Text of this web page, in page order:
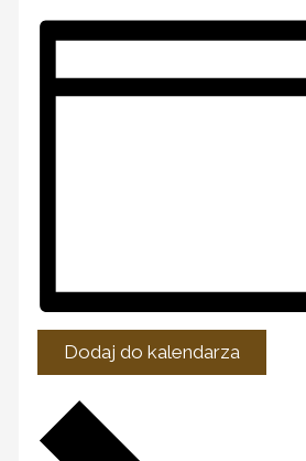
Dodaj do kalendarza